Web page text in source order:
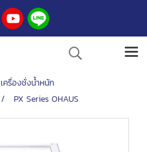
เครื่องชั่งน้ำหนัก
PX Series OHAUS